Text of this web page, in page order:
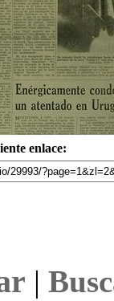
enlace:
|